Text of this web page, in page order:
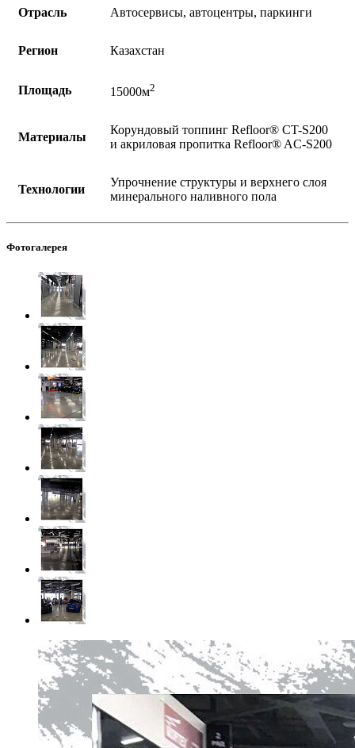
Отрасль Автосервисы, автоцентры, паркинги
Регион Казахстан
Площадь 15000м2
Материалы
Корундовый топпинг Refloor®️ CT-S200
и акриловая пропитка Refloor®️ AC-S200
Технологии
Упрочнение структуры и верхнего слоя
минерального наливного пола
Фотогалерея